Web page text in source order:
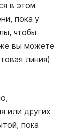
в этом
пока у
чтобы
вы можете
линия)
или других
пока